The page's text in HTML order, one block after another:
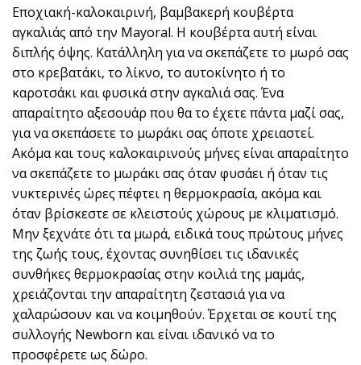
Εποχιακή-καλοκαιρινή, βαμβακερή κουβέρτα
αγκαλιάς από την Mayoral. Η κουβέρτα αυτή είναι
διπλής όψης. Κατάλληλη για να σκεπάζετε το μωρό σας
στο κρεβατάκι, το λίκνο, το αυτοκίνητο ή το
καροτσάκι και φυσικά στην αγκαλιά σας. Ένα
απαραίτητο αξεσουάρ που θα το έχετε πάντα μαζί σας,
για να σκεπάσετε το μωράκι σας όποτε χρειαστεί.
Ακόμα και τους καλοκαιρινούς μήνες είναι απαραίτητο
να σκεπάζετε το μωράκι σας όταν φυσάει ή όταν τις
νυκτερινές ώρες πέφτει η θερμοκρασία, ακόμα και
όταν βρίσκεστε σε κλειστούς χώρους με κλιματισμό.
Μην ξεχνάτε ότι τα μωρά, ειδικά τους πρώτους μήνες
της ζωής τους, έχοντας συνηθίσει τις ιδανικές
συνθήκες θερμοκρασίας στην κοιλιά της μαμάς,
χρειάζονται την απαραίτητη ζεστασιά για να
χαλαρώσουν και να κοιμηθούν. Έρχεται σε κουτί της
συλλογής Newborn και είναι ιδανικό να το
προσφέρετε ως δώρο.